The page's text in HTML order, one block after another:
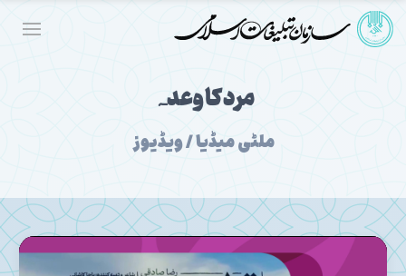
مرد کا وعدہ
ملٹی میڈیا / ویڈیوز